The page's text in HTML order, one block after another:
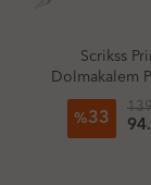
Scrikss
Dolmakalem
%33